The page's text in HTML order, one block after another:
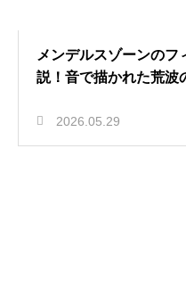
メンデルスゾーンのフ
説！音で描かれた荒波
2026.05.29